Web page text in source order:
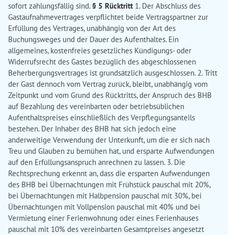
sofort zahlungsfällig sind.§ 5 Rücktritt 1. Der Abschluss des
Gastaufnahmevertrages verpflichtet beide Vertragspartner zur
Erfüllung des Vertrages, unabhängig von der Art des
Buchungsweges und der Dauer des Aufenthaltes. Ein
allgemeines, kostenfreies gesetzliches Kündigungs- oder
Widerrufsrecht des Gastes bezüglich des abgeschlossenen
Beherbergungsvertrages ist grundsätzlich ausgeschlossen. 2. Tritt
der Gast dennoch vom Vertrag zurück, bleibt, unabhängig vom
Zeitpunkt und vom Grund des Rücktritts, der Anspruch des BHB
auf Bezahlung des vereinbarten oder betriebsüblichen
Aufenthaltspreises einschließlich des Verpflegungsanteils
bestehen. Der Inhaber des BHB hat sich jedoch eine
anderweitige Verwendung der Unterkunft, um die er sich nach
Treu und Glauben zu bemühen hat, und ersparte Aufwendungen
auf den Erfüllungsanspruch anrechnen zu lassen. 3. Die
Rechtsprechung erkennt an, dass die ersparten Aufwendungen
des BHB bei Übernachtungen mit Frühstück pauschal mit 20%,
bei Übernachtungen mit Halbpension pauschal mit 30%, bei
Übernachtungen mit Vollpension pauschal mit 40% und bei
Vermietung einer Ferienwohnung oder eines Ferienhauses
pauschal mit 10% des vereinbarten Gesamtpreises angesetzt